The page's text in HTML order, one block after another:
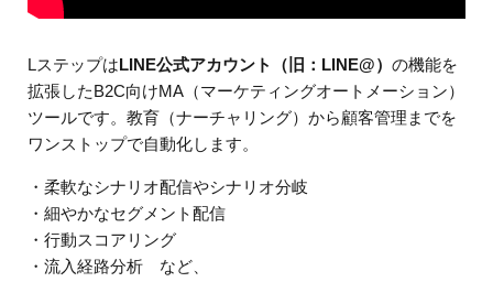
LステップはLINE公式アカウント（旧：LINE@） の機能を
拡張したB2C向けMA（マーケティングオートメーション）
ツールです。教育（ナーチャリング）から顧客管理までを
ワンストップで自動化します。
・柔軟なシナリオ配信やシナリオ分岐
・細やかなセグメント配信
・行動スコアリング
・流入経路分析 など、